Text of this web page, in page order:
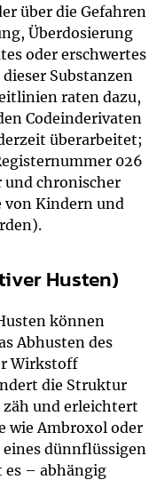
über die Gefahren
Überdosierung
oder erschwertes
Substanzen
raten dazu,
Codeinderivaten
überarbeitet;
026
chronischer
von Kindern und
Husten)
können
Abhusten des
Wirkstoff
die Struktur
und erleichtert
wie Ambroxol oder
dünnflüssigen
es – abhängig